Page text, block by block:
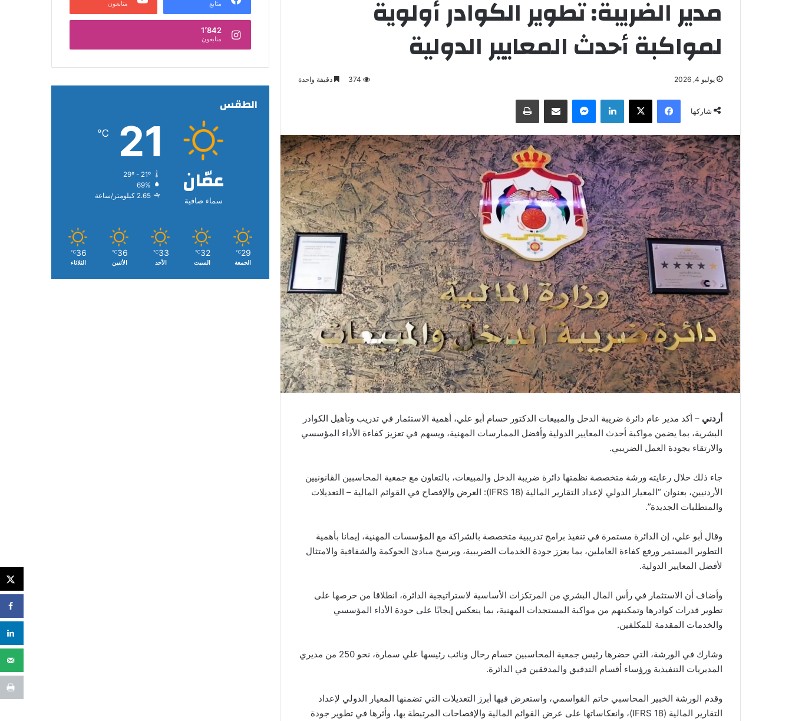
مدير الضريبة: تطوير الكوادر أولوية
لمواكبة أحدث المعايير الدولية
يوليو 4, 2026 374 دقيقة واحدة
شاركها
فيسبوك لينكدإن
أردني – أكد مدير عام دائرة ضريبة الدخل والمبيعات الدكتور حسام أبو علي، أهمية الاستثمار في تدريب وتأهيل الكوادر
البشرية، بما يضمن مواكبة أحدث المعايير الدولية وأفضل الممارسات المهنية، ويسهم في تعزيز كفاءة الأداء المؤسسي
والارتقاء بجودة العمل الضريبي.
جاء ذلك خلال رعايته ورشة متخصصة نظمتها دائرة ضريبة الدخل والمبيعات، بالتعاون مع جمعية المحاسبين القانونيين
الأردنيين، بعنوان “المعيار الدولي لإعداد التقارير المالية (IFRS 18): العرض والإفصاح في القوائم المالية – التعديلات
والمتطلبات الجديدة”.
وقال أبو علي، إن الدائرة مستمرة في تنفيذ برامج تدريبية متخصصة بالشراكة مع المؤسسات المهنية، إيمانا بأهمية
التطوير المستمر ورفع كفاءة العاملين، بما يعزز جودة الخدمات الضريبية، ويرسخ مبادئ الحوكمة والشفافية والامتثال
لأفضل المعايير الدولية.
وأضاف أن الاستثمار في رأس المال البشري من المرتكزات الأساسية لاستراتيجية الدائرة، انطلاقا من حرصها على
تطوير قدرات كوادرها وتمكينهم من مواكبة المستجدات المهنية، بما ينعكس إيجابًا على جودة الأداء المؤسسي
والخدمات المقدمة للمكلفين.
وشارك في الورشة، التي حضرها رئيس جمعية المحاسبين حسام رحال ونائب رئيسها علي سمارة، نحو 250 من مديري
المديريات التنفيذية ورؤساء أقسام التدقيق والمدققين في الدائرة.
وقدم الورشة الخبير المحاسبي حاتم القواسمي، واستعرض فيها أبرز التعديلات التي تضمنها المعيار الدولي لإعداد
التقارير المالية (IFRS 18)، وانعكاساتها على عرض القوائم المالية والإفصاحات المرتبطة بها، وأثرها في تطوير جودة
متابع متابعون
1٬842
متابعون
الطقس
عمّان
سماء صافية
21
℃
29º - 21º
69%
2.65 كيلومتر/ساعة
29
℃
الجمعة
32
℃
السبت
33
℃
الأحد
36
℃
الأثنين
36
℃
الثلاثاء